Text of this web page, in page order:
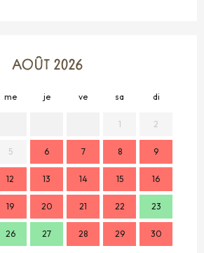
AOÛT 2026
me je ve sa di
1 2
5 6 7 8 9
12 13 14 15 16
19 20 21 22 23
26 27 28 29 30